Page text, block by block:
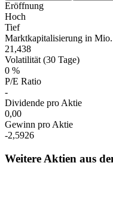
Eröffnung
Hoch
Tief
Marktkapitalisierung in
21,438
Volatilität (30 Tage)
0 %
P/E Ratio
-
Dividende pro Aktie
0,00
Gewinn pro Aktie
-2,5926
Weitere Aktien aus